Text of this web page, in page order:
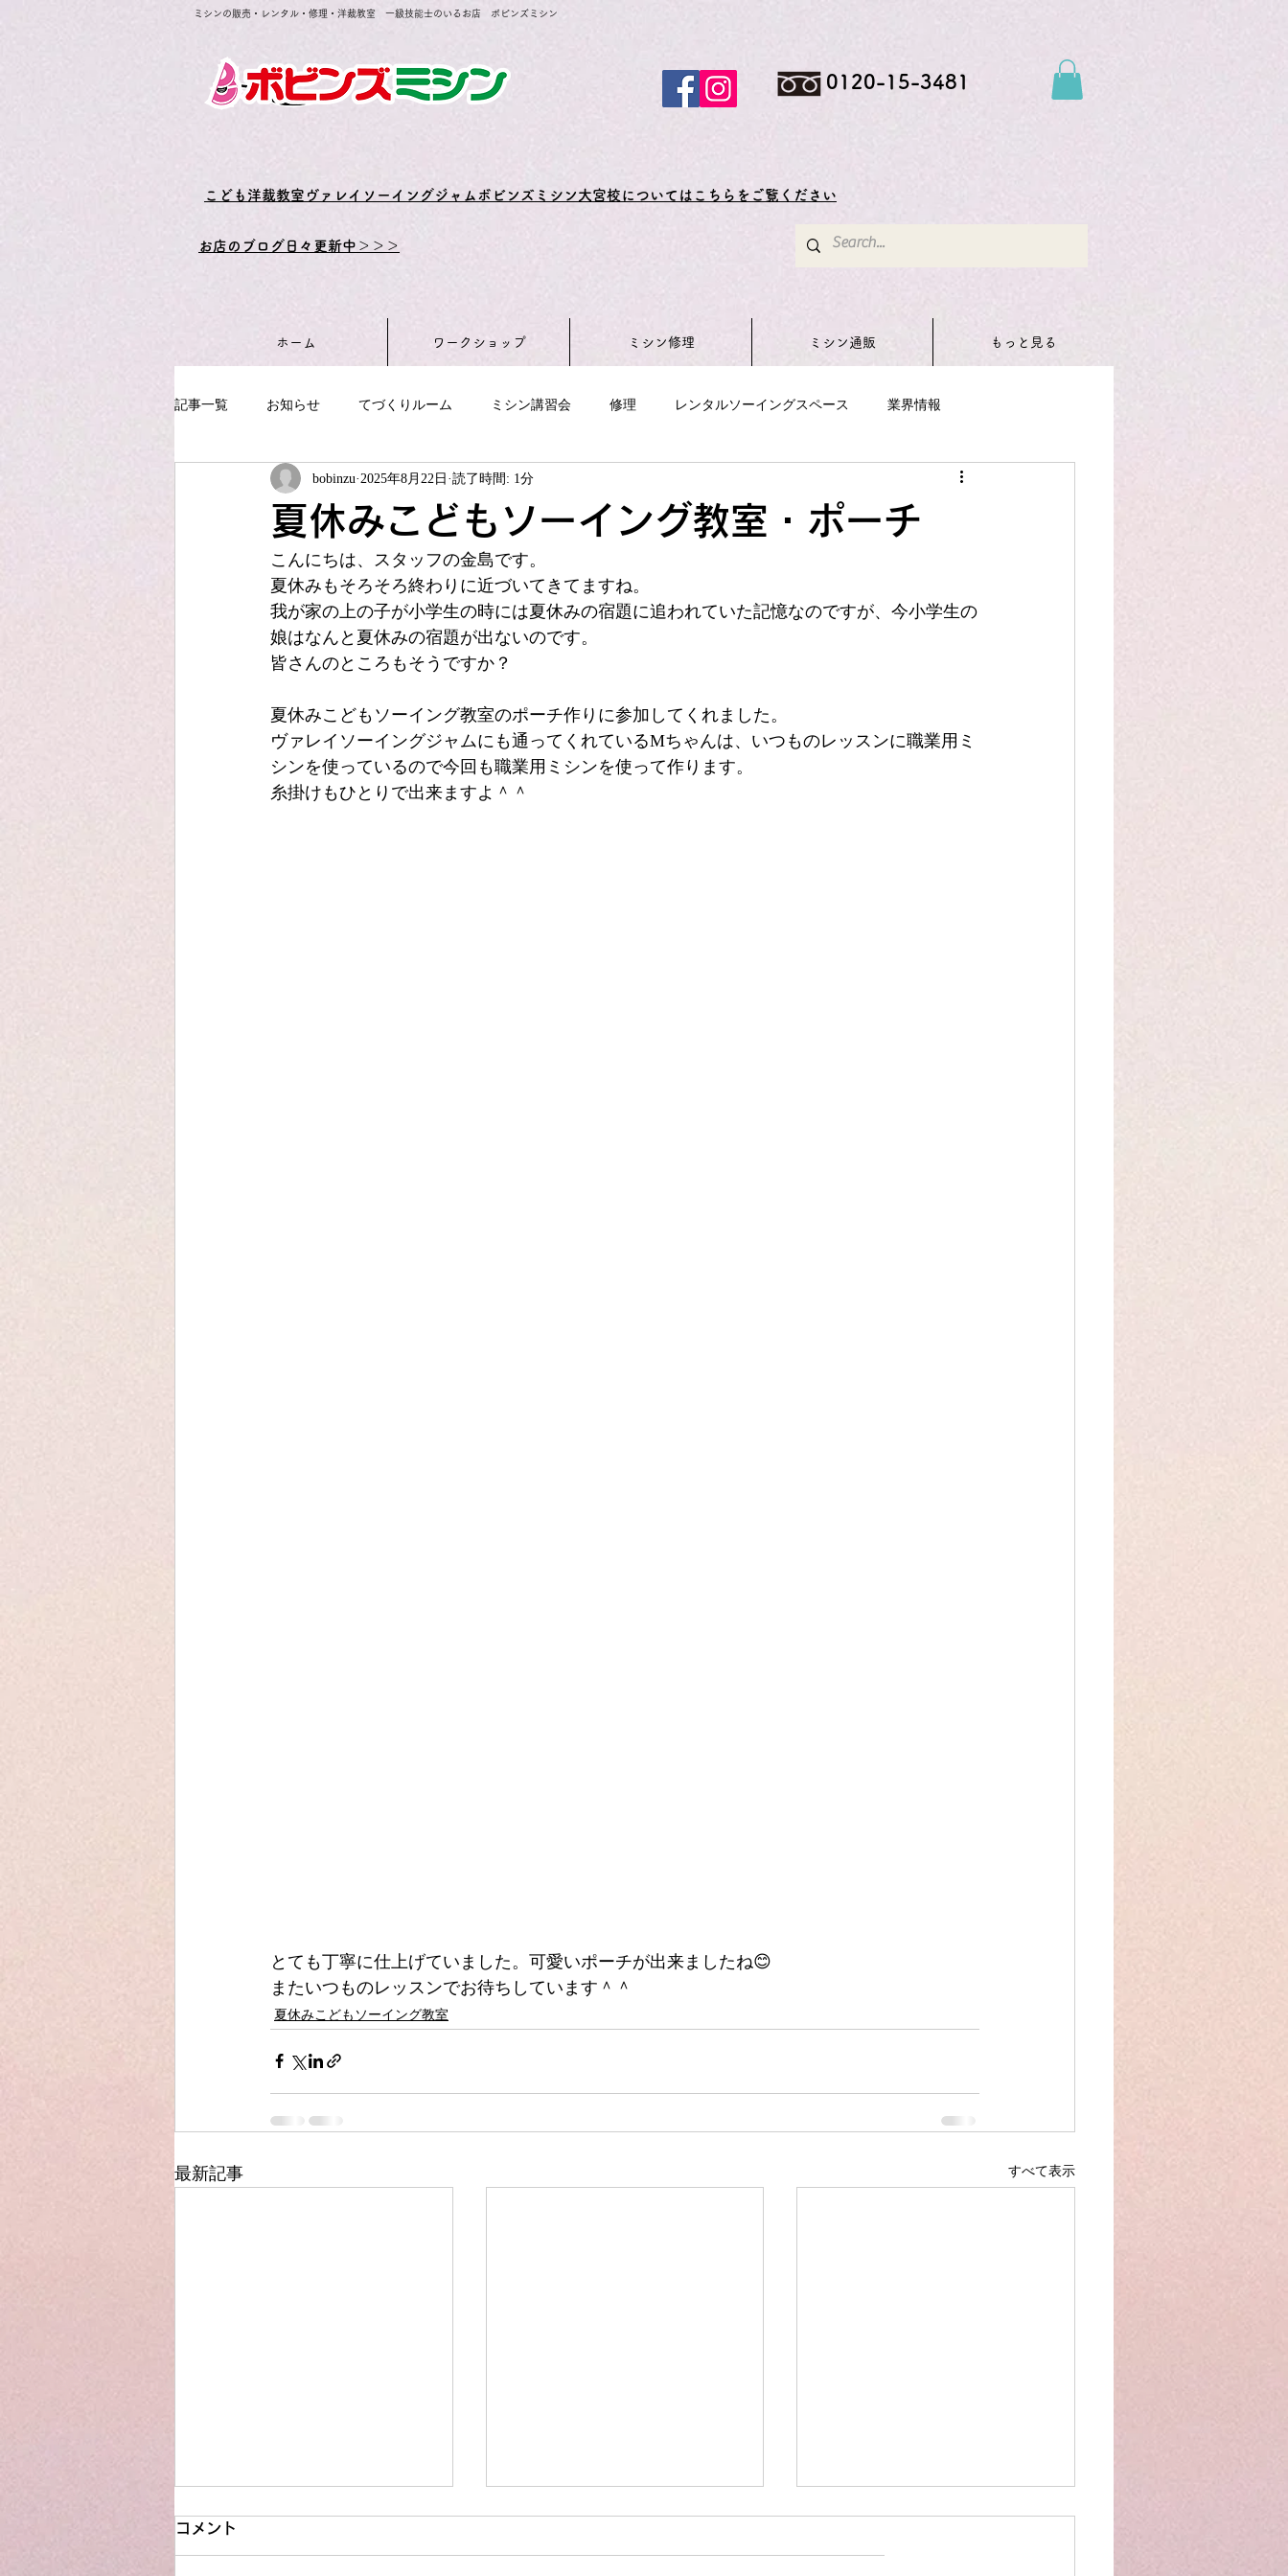
ミシンの販売・レンタル・修理・洋裁教室 一級技能士のいるお店 ボビンズミシン
0120-15-3481
​こども洋裁教室ヴァレイソーイングジャムボビンズミシン大宮校についてはこちらをご覧ください
お店のブログ日々更新中＞＞＞
ホーム ワークショップ ミシン修理 ミシン通販 もっと見る
記事一覧 お知らせ てづくりルーム ミシン講習会 修理 レンタルソーイングスペース 業界情報
ソーイング教室 夏休みこどもソーイング教室
JUKIアップサイクル アフターサービス お客様作品
夏休みこどもソーイング教室・ポーチ
bobinzu 2025年8月22日 読了時間: 1分
こんにちは、スタッフの金島です。
夏休みもそろそろ終わりに近づいてきてますね。
我が家の上の子が小学生の時には夏休みの宿題に追われていた記憶なのですが、今小学生の
娘はなんと夏休みの宿題が出ないのです。
皆さんのところもそうですか？
夏休みこどもソーイング教室のポーチ作りに参加してくれました。
ヴァレイソーイングジャムにも通ってくれているMちゃんは、いつものレッスンに職業用ミ
シンを使っているので今回も職業用ミシンを使って作ります。
糸掛けもひとりで出来ますよ＾＾
とても丁寧に仕上げていました。可愛いポーチが出来ましたね😊
またいつものレッスンでお待ちしています＾＾
夏休みこどもソーイング教室
最新記事 すべて表示
コメント